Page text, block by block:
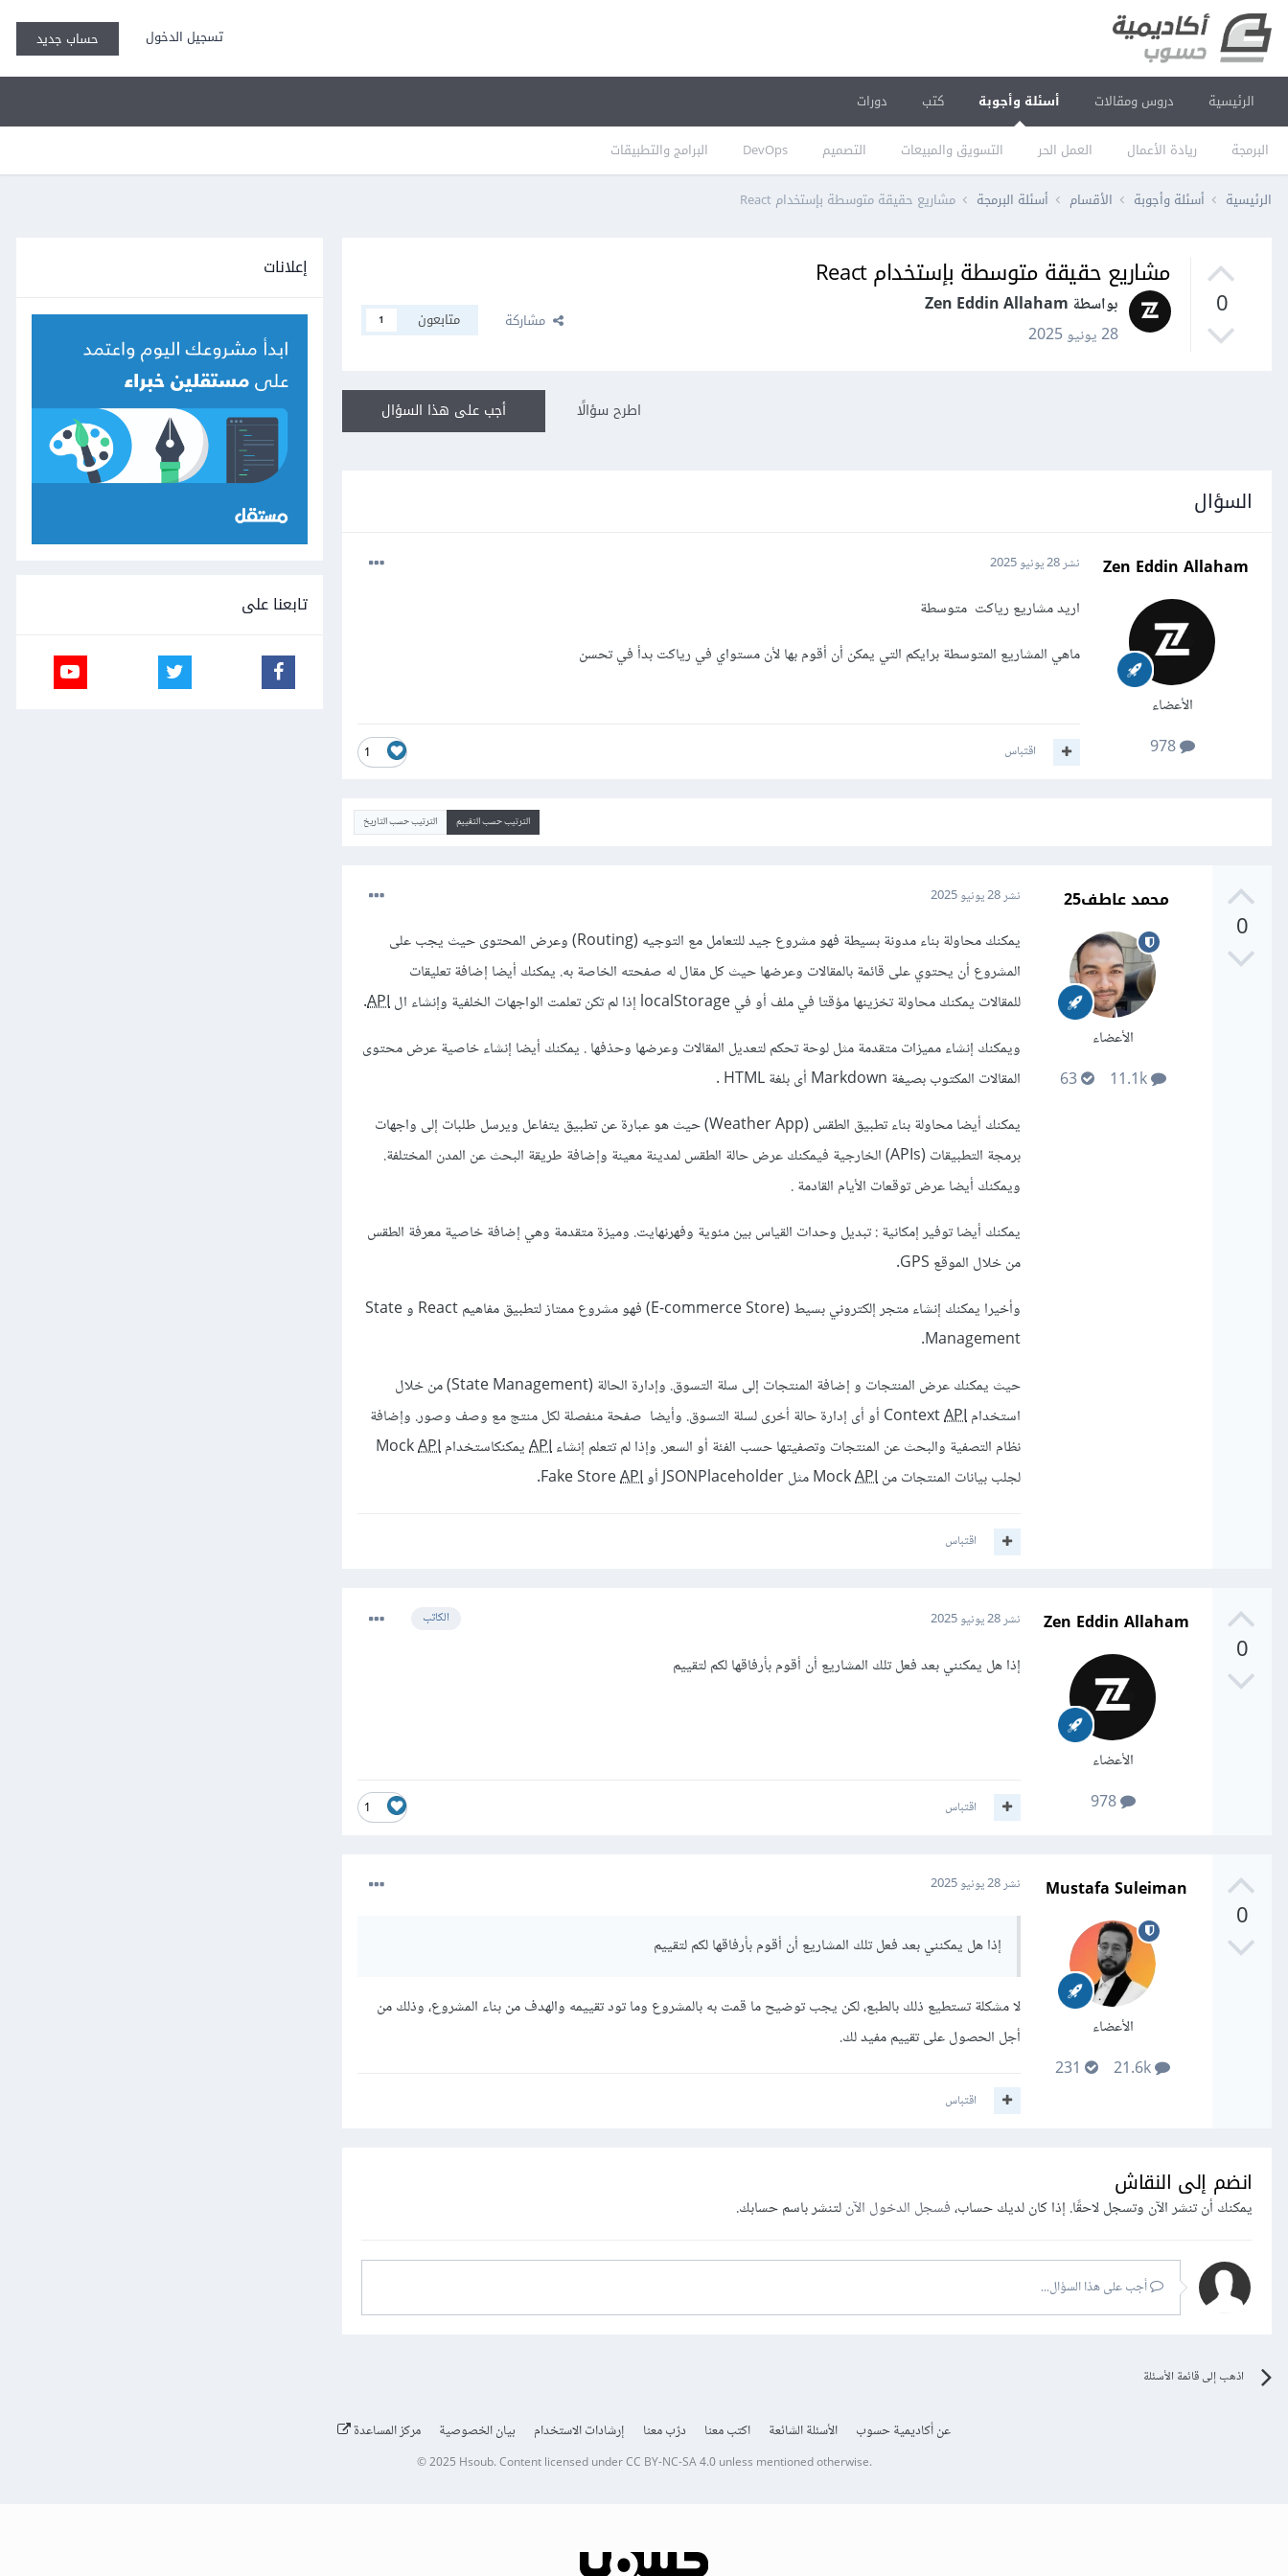
تسجيل الدخول حساب جديد
الرئيسية دروس ومقالات أسئلة وأجوبة
البرمجة ريادة الأعمال العمل الحر التسويق والمبيعات التصميم DevOps البرامج والتطبيقات
كتب دورات
الرئيسية أسئلة وأجوبة الأقسام أسئلة البرمجة مشاريع حقيقة متوسطة بإستخدام React
0
مشاريع حقيقة متوسطة بإستخدام React
بواسطة Zen Eddin Allaham
28 يونيو 2025
مشاركة متابعون 1
أجب على هذا السؤال اطرح سؤالًا
السؤال
Zen Eddin Allaham
الأعضاء
978
نشر28 يونيو 2025
اريد مشاريع رياكت متوسطة
ماهي المشاريع المتوسطة برايكم التي يمكن أن أقوم بها لأن مستواي في رياكت بدأ في تحسن
1 اقتباس
الترتيب حسب التقييم الترتيب حسب التاريخ
0
محمد عاطف25
الأعضاء
11.1k
63
نشر28 يونيو 2025
يمكنك محاولة بناء مدونة بسيطة فهو مشروع جيد للتعامل مع التوجيه (Routing) وعرض المحتوى حيث يجب على
المشروع أن يحتوي على قائمة بالمقالات وعرضها حيث كل مقال له صفحته الخاصة به. يمكنك أيضا إضافة تعليقات
للمقالات يمكنك محاولة تخزينها مؤقتا في ملف أو في localStorage إذا لم تكن تعلمت الواجهات الخلفية وإنشاء ال
API
.
ويمكنك إنشاء مميزات متقدمة مثل لوحة تحكم لتعديل المقالات وعرضها وحذفها . يمكنك أيضا إنشاء خاصية عرض محتوى
المقالات المكتوب بصيغة Markdown أى بلغة HTML .
يمكنك أيضا محاولة بناء تطبيق الطقس (Weather App) حيث هو عبارة عن تطبيق يتفاعل ويرسل طلبات إلى واجهات
برمجة التطبيقات (APIs) الخارجية فيمكنك عرض حالة الطقس لمدينة معينة وإضافة طريقة البحث عن المدن المختلفة.
ويمكنك أيضا عرض توقعات الأيام القادمة .
يمكنك أيضا توفير إمكانية : تبديل وحدات القياس بين مئوية وفهرنهايت. وميزة متقدمة وهي إضافة خاصية معرفة الطقس
من خلال الموقع GPS.
وأخيرا يمكنك إنشاء متجر إلكتروني بسيط (E-commerce Store) فهو مشروع ممتاز لتطبيق مفاهيم React و State
Management.
حيث يمكنك عرض المنتجات و إضافة المنتجات إلى سلة التسوق. وإدارة الحالة (State Management) من خلال
استخدام ContextAPI
أو أى إدارة حالة أخرى لسلة التسوق. وأيضا صفحة منفصلة لكل منتج مع وصف وصور. وإضافة
نظام التصفية والبحث عن المنتجات وتصفيتها حسب الفئة أو السعر. وإذا لم تتعلم إنشاءAPIيمكنكاستخدام MockAPI
لجلب بيانات المنتجات من MockAPI مثل JSONPlaceholder أو Fake Store API
.
اقتباس
0
Zen Eddin Allaham
الأعضاء
978
الكاتب نشر28 يونيو 2025
إذا هل يمكنني بعد فعل تلك المشاريع أن أقوم بأرفاقها لكم لتقييم
1 اقتباس
0
Mustafa Suleiman
الأعضاء
نشر28 يونيو 2025
إذا هل يمكنني بعد فعل تلك المشاريع أن أقوم بأرفاقها لكم لتقييم
لا مشكلة تستطيع ذلك بالطبع، لكن يجب توضيح ما قمت به بالمشروع وما تود تقييمه والهدف من بناء المشروع، وذلك من
أجل الحصول على تقييم مفيد لك.
اقتباس
انضم إلى النقاش
يمكنك أن تنشر الآن وتسجل لاحقًا. إذا كان لديك حساب،فسجل الدخول الآنلتنشر باسم حسابك.
أجب على هذا السؤال...
اذهب إلى قائمة الأسئلة
إعلانات
تابعنا على
عن أكاديمية حسوب الأسئلة الشائعة اكتب معنا درّب معنا إرشادات الاستخدام بيان الخصوصية مركز المساعدة
© 2025 Hsoub.Content licensed underCC BY-NC-SA 4.0unless mentioned otherwise.